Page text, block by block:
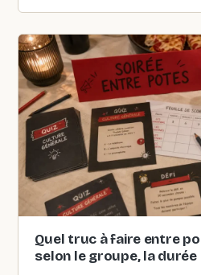
Quel truc à faire entre
selon le groupe, la durée